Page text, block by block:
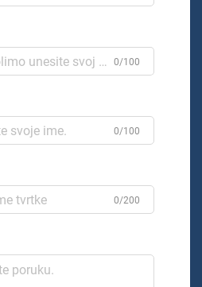
0/100
0/100
0/200